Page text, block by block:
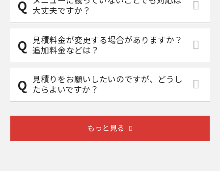
大丈夫ですか？
見積料金が変更する場合がありますか？
追加料金などは？
見積りをお願いしたいのですが、どうし
たらよいですか？
もっと見る